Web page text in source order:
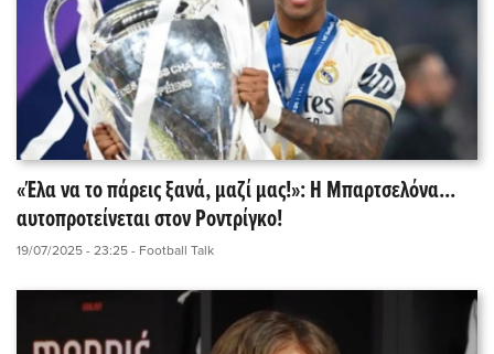
«Έλα να το πάρεις ξανά, μαζί μας!»: Η Μπαρτσελόνα...
αυτοπροτείνεται στον Ροντρίγκο!
19/07/2025 - 23:25 - Football Talk